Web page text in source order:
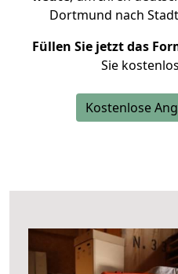
Dortmund nach
Füllen Sie jetzt das
Sie
Kostenlose